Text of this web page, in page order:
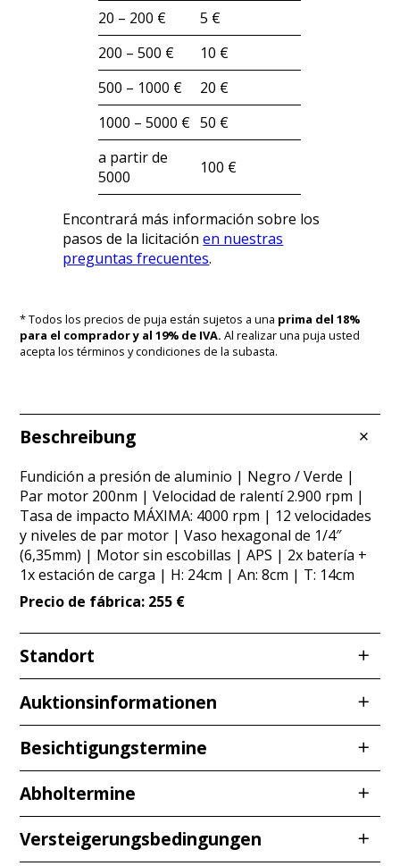
20 – 200 €
5 €
200 – 500 €
10 €
500 – 1000 €
20 €
1000 – 5000 € 50 €
a partir de
5000
100 €
Encontrará más información sobre los
pasos de la licitaciónen nuestras
preguntas frecuentes.
* Todos los precios de puja están sujetos a una prima del 18%
para el comprador y al 19% de IVA. Al realizar una puja usted
acepta los términos y condiciones de la subasta.
Beschreibung
Fundición a presión de aluminio | Negro / Verde |
Par motor 200nm | Velocidad de ralentí 2.900 rpm |
Tasa de impacto MÁXIMA: 4000 rpm | 12 velocidades
y niveles de par motor | Vaso hexagonal de 1/4″
(6,35mm) | Motor sin escobillas | APS | 2x batería +
1x estación de carga | H: 24cm | An: 8cm | T: 14cm
Precio de fábrica: 255 €
Standort
Redcarstr. 3
53842 Troisdorf
Auktionsinformationen
Ver
Le aconsejamos siempre que vea los artículos para
que pueda hacerse una idea visual de los mismos y
evitar discrepancias posteriores. Las desviaciones de
color debidas a las diferentes condiciones de
Besichtigungstermine
Mié,01.07.2026de
Jueves, 02.07.2026de10:00 a 12:00
pm No dudes en visitarnos en el horario
Abholtermine
Jue, 16.07.2026de10:00 a 12:00 viernes
Versteigerungsbedingungen